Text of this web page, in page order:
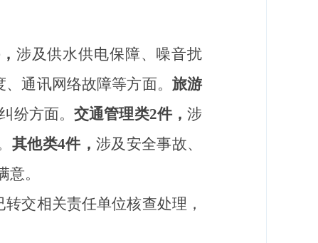
涉及供水供电保障、噪音扰
、通讯网络故障等方面。 旅游
纷方面。交通管理类2件，涉
其他类4件， 涉及 安全事故、
。
转交相关责任单位核查处理，